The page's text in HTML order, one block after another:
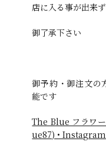
店に入る事が出来
御了承下さい
御予約・御注文
能です
The Blue フラワ
ue87) •